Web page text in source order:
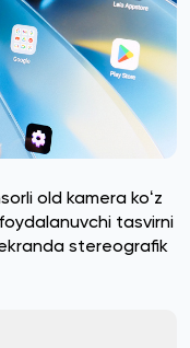
old kamera koʻz
tasvirni
stereografik